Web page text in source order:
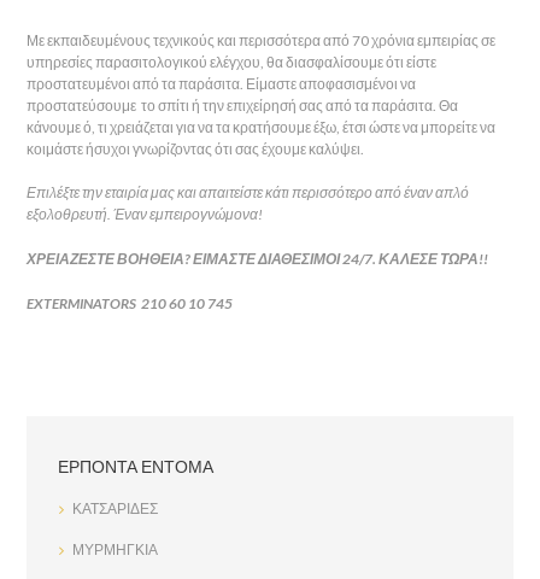
Με εκπαιδευμένους τεχνικούς και περισσότερα από 70 χρόνια εμπειρίας σε
υπηρεσίες παρασιτολογικού ελέγχου, θα διασφαλίσουμε ότι είστε
προστατευμένοι από τα παράσιτα. Είμαστε αποφασισμένοι να
προστατεύσουμε το σπίτι ή την επιχείρησή σας από τα παράσιτα. Θα
κάνουμε ό, τι χρειάζεται για να τα κρατήσουμε έξω, έτσι ώστε να μπορείτε να
κοιμάστε ήσυχοι γνωρίζοντας ότι σας έχουμε καλύψει.
Επιλέξτε την εταιρία μας και απαιτείστε κάτι περισσότερο από έναν απλό
εξολοθρευτή. Έναν εμπειρογνώμονα!
ΧΡΕΙΑΖΕΣΤΕ ΒΟΗΘΕΙΑ? ΕΙΜΑΣΤΕ ΔΙΑΘΕΣΙΜΟΙ 24/7. ΚΑΛΕΣΕ ΤΩΡΑ!!
EXTERMINATORS 210 60 10 745
ΕΡΠΟΝΤΑ ΕΝΤΟΜΑ
ΚΑΤΣΑΡΙΔΕΣ
ΜΥΡΜΗΓΚΙΑ